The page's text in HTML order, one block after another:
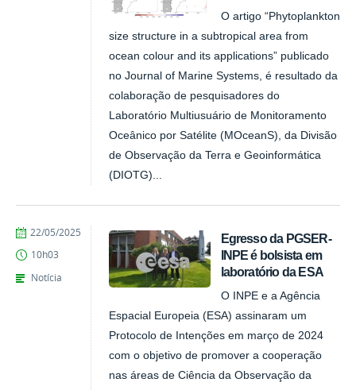
O artigo “Phytoplankton
size structure in a subtropical area from
ocean colour and its applications” publicado
no Journal of Marine Systems, é resultado da
colaboração de pesquisadores do
Laboratório Multiusuário de Monitoramento
Oceânico por Satélite (MOceanS), da Divisão
de Observação da Terra e Geoinformática
(DIOTG)...
Egresso da PGSER-
INPE é bolsista em
laboratório da ESA
O INPE e a Agência
Espacial Europeia (ESA) assinaram um
Protocolo de Intenções em março de 2024
com o objetivo de promover a cooperação
nas áreas de Ciência da Observação da
publicado
22/05/2025
10h03
Notícia